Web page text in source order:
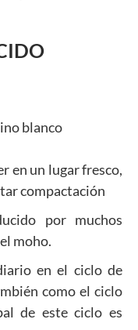
blanco
en un lugar fresco,
compactación
por muchos
moho.
en el ciclo de
como el ciclo
de este ciclo es